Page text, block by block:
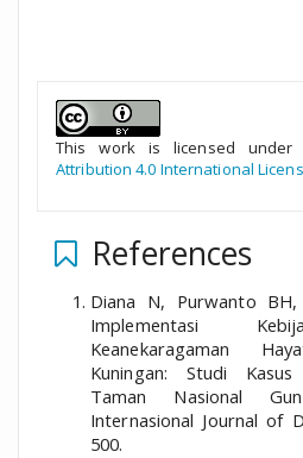
This work is licensed
Attribution 4.0 International
References
Diana N, Purwanto
Implementasi
Keanekaragaman
Kuningan: Studi
Taman Nasional
Internasional Journal of
500.